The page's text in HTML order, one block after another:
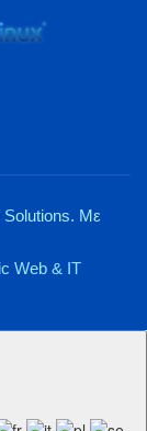
Solutions. Με
Web & IT